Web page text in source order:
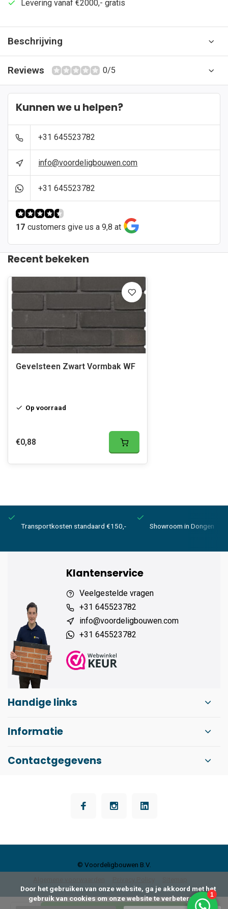
Levering vanaf €2000,- gratis
Beschrijving
Reviews 0/5
Kunnen we u helpen?
+31 645523782
info@voordeligbouwen.com
+31 645523782
17 customers give us a 9,8 at
Recent bekeken
Gevelsteen Zwart Vormbak WF
Op voorraad
€0,88
Transportkosten standaard €150,- Showroom in Dongen
Klantenservice
Veelgestelde vragen
+31 645523782
info@voordeligbouwen.com
+31 645523782
Handige links
Informatie
Contactgegevens
© Voordeligbouwen B.V.
gebruik van cookies om onze website te verbeteren.